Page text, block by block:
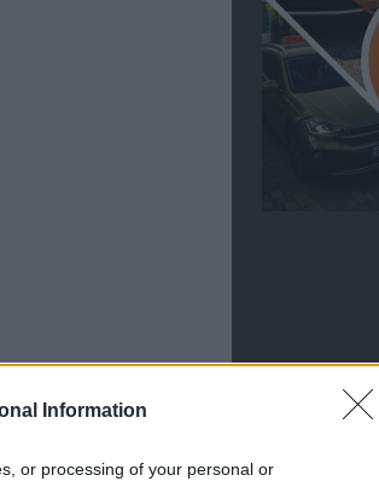
Information
or processing of your personal or